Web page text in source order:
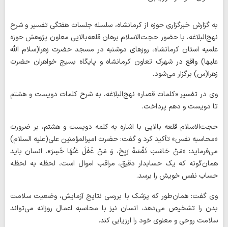
به گزارش خبرگزاری حوزه از کرمانشاه، سلسله جلسات هفتگی تفسیر و شرح
نهج‌البلاغه، با حضور حجت‌الاسلام برهان قلعه‌بالایی معاون پژوهش حوزه
علمیه استان کرمانشاه، روزهای دوشنبه در مسجد حضرت زهرا(سلام الله
علیها) واقع در شهرک تعاون کرمانشاه و پایگاه بسیج خواهران حضرت
زهرا(س) برگزار می‌شود.
وی در تفسیر «کلمات قصار» نهج‌البلاغه، به شرح کلمات دویست و هشتم
تا دویست و دهم پرداخت.
حجت‌الاسلام قلعه ‌بالایی با اشاره به کلمه دویست و هشتم، بر ضرورت
«محاسبه نفس» تأکید کرد و گفت: حضرت امیرالمؤمنین علی(علیه السلام)
می‌فرماید: «مَنْ حَاسَبَ نَفْسَهُ رَبِحَ، وَ مَنْ غَفَلَ عَنْهَا خَسِرَ»، انسان باید
همان‌گونه که یک حسابدار دقیق، مراقب اموال است، لحظه ‌به ‌لحظه
حساب نفس خویش را برسد.
وی گفت: همان‌طور که پزشک با بررسی نتایج آزمایش، وضعیت سلامت
بدن را تشخیص می‌دهد، انسان نیز با محاسبه اعمال روزانه می‌تواند
سلامت روحی و معنوی خود را ارزیابی کند.